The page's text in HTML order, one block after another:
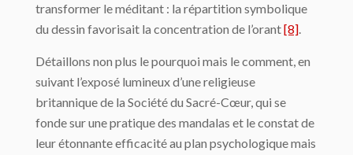
transformer le méditant : la répartition symbolique
du dessin favorisait la concentration de l’orant[8].
Détaillons non plus le pourquoi mais le comment, en
suivant l’exposé lumineux d’une religieuse
britannique de la Société du Sacré-Cœur, qui se
fonde sur une pratique des mandalas et le constat de
leur étonnante efficacité au plan psychologique mais